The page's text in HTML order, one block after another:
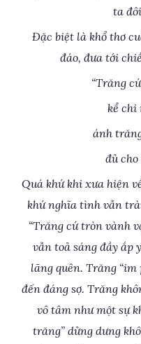
ta
Đặc biệt là khổ thơ
đáo, đưa tới
“Trăng
kể chi
ánh
đủ
Quá khứ khi xưa hiện
khứ nghĩa tình vẫn
“Trăng cứ tròn vành
vẫn toả sáng đầy ắp
lãng quên. Trăng
đến đáng sợ. Trăng
vô tâm như một sự
trăng” dửng dưng